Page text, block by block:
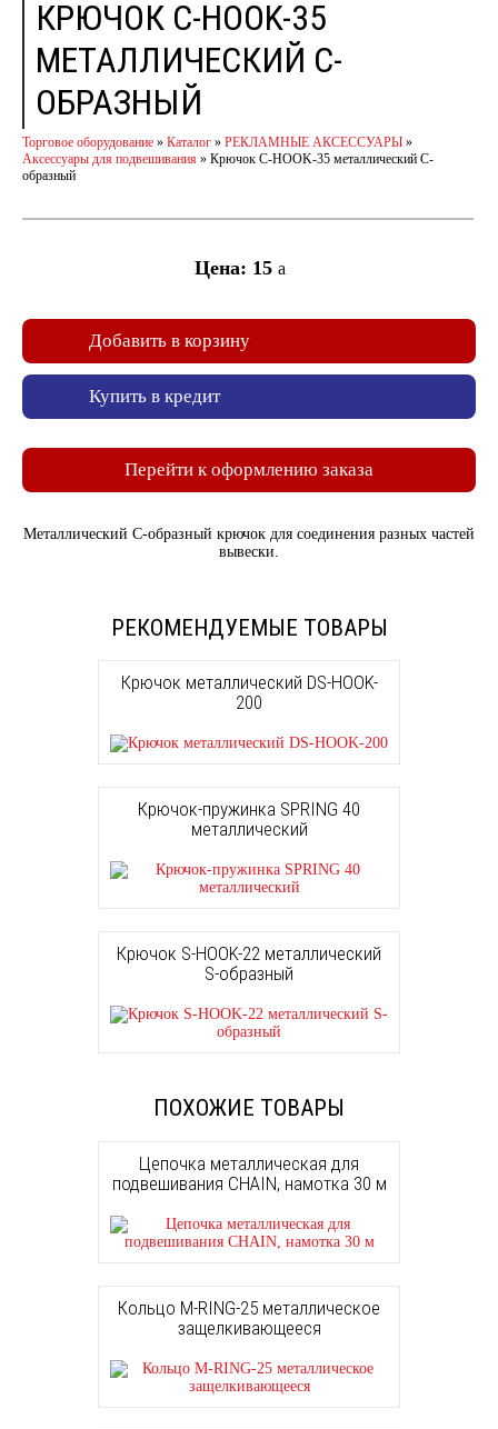
КРЮЧОК C-HOOK-35
МЕТАЛЛИЧЕСКИЙ С-
ОБРАЗНЫЙ
Торговое оборудование » Каталог » РЕКЛАМНЫЕ АКСЕССУАРЫ »
Аксессуары для подвешивания » Крючок C-HOOK-35 металлический С-
образный
Цена: 15 a
Добавить в корзину
Купить в кредит
Перейти к оформлению заказа
Металлический С-образный крючок для соединения разных частей
вывески.
РЕКОМЕНДУЕМЫЕ ТОВАРЫ
Крючок металлический DS-HOOK-
200
Крючок-пружинка SPRING 40
металлический
Крючок S-HOOK-22 металлический
S-образный
ПОХОЖИЕ ТОВАРЫ
Цепочка металлическая для
подвешивания CHAIN, намотка 30 м
Кольцо M-RING-25 металлическое
защелкивающееся